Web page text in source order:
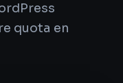
quota en